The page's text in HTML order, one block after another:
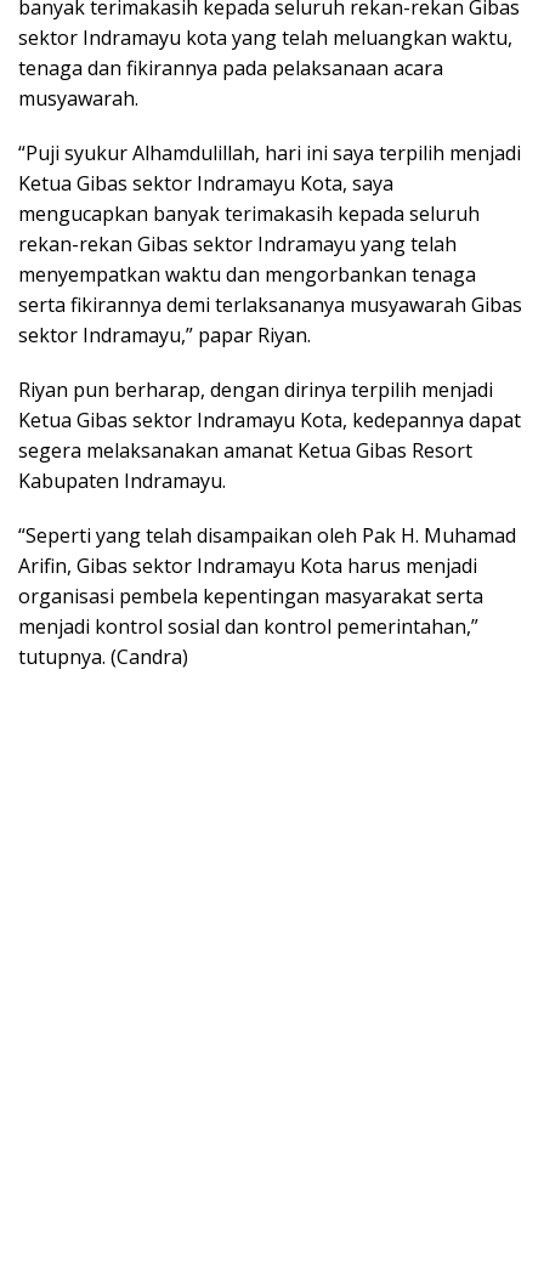
banyak terimakasih kepada seluruh rekan-rekan Gibas
sektor Indramayu kota yang telah meluangkan waktu,
tenaga dan fikirannya pada pelaksanaan acara
musyawarah.
“Puji syukur Alhamdulillah, hari ini saya terpilih menjadi
Ketua Gibas sektor Indramayu Kota, saya
mengucapkan banyak terimakasih kepada seluruh
rekan-rekan Gibas sektor Indramayu yang telah
menyempatkan waktu dan mengorbankan tenaga
serta fikirannya demi terlaksananya musyawarah Gibas
sektor Indramayu,” papar Riyan.
Riyan pun berharap, dengan dirinya terpilih menjadi
Ketua Gibas sektor Indramayu Kota, kedepannya dapat
segera melaksanakan amanat Ketua Gibas Resort
Kabupaten Indramayu.
“Seperti yang telah disampaikan oleh Pak H. Muhamad
Arifin, Gibas sektor Indramayu Kota harus menjadi
organisasi pembela kepentingan masyarakat serta
menjadi kontrol sosial dan kontrol pemerintahan,”
tutupnya. (Candra)